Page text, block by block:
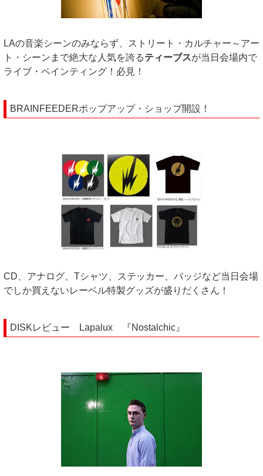
LAの音楽シーンのみならず、ストリート・カルチャー～アー
ト・シーンまで絶大な人気を誇るティーブスが当日会場内で
ライブ・ペインティング！必見！
BRAINFEEDERポップアップ・ショップ開設！
CD、アナログ、Tシャツ、ステッカー、バッジなど当日会場
でしか買えないレーベル特製グッズが盛りだくさん！
DISKレビュー Lapalux 『Nostalchic』